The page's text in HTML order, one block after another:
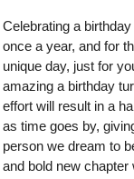
Celebrating a
once a year, and for
unique day, just for
amazing a birthday
effort will result in a
as time goes by,
person we dream to
and bold new